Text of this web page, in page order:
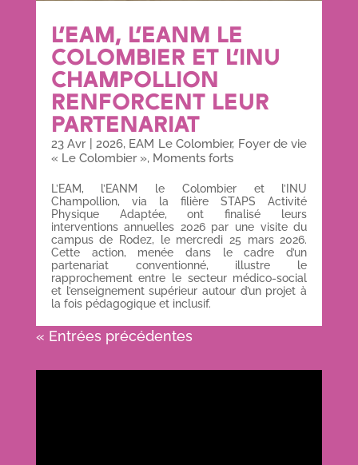
L’EAM, L’EANM LE
COLOMBIER ET L’INU
CHAMPOLLION
RENFORCENT LEUR
PARTENARIAT
23 Avr| 2026, EAM Le Colombier, Foyer de vie
« Le Colombier », Moments forts
L’EAM, l’EANM le Colombier et l’INU
Champollion, via la filière STAPS Activité
Physique Adaptée, ont finalisé leurs
interventions annuelles 2026 par une visite du
campus de Rodez, le mercredi 25 mars 2026.
Cette action, menée dans le cadre d’un
partenariat conventionné, illustre le
rapprochement entre le secteur médico-social
et l’enseignement supérieur autour d’un projet à
la fois pédagogique et inclusif.
« Entrées précédentes